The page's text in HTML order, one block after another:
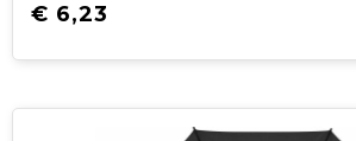
€ 6,23